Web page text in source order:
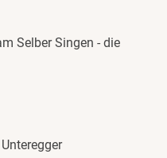
Selber Singen - die